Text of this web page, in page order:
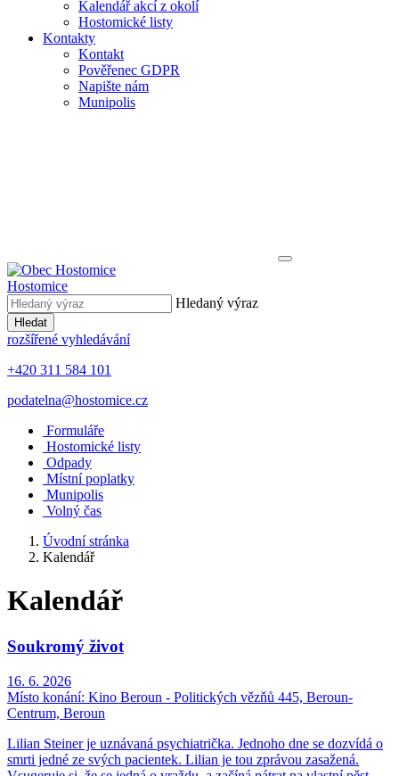
Kalendář akcí z okolí
Hostomické listy
Kontakty
Kontakt
Pověřenec GDPR
Napište nám
Munipolis
Hostomice
Hledaný výraz
Hledat
rozšířené vyhledávání
+420 311 584 101
podatelna@hostomice.cz
Formuláře
Hostomické listy
Odpady
Místní poplatky
Munipolis
Volný čas
Úvodní stránka
Kalendář
Kalendář
Soukromý život
16. 6. 2026
Místo konání: Kino Beroun - Politických vězňů 445, Beroun-
Centrum, Beroun
Lilian Steiner je uznávaná psychiatrička. Jednoho dne se dozvídá o
smrti jedné ze svých pacientek. Lilian je tou zprávou zasažená.